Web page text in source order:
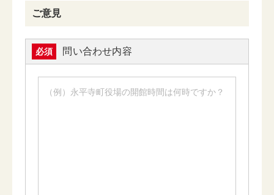
ご意見
必須 問い合わせ内容